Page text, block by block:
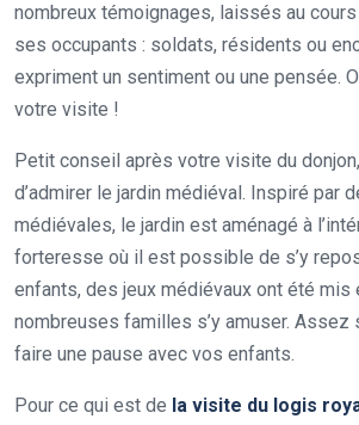
nombreux témoignages, laissés au
ses occupants : soldats, résidents ou
expriment un sentiment ou une pensée.
votre visite !
Petit conseil après votre visite du
d’admirer le jardin médiéval. Inspiré par
médiévales, le jardin est aménagé à
forteresse où il est possible de s’y
enfants, des jeux médiévaux ont été mis
nombreuses familles s’y amuser. Assez
faire une pause avec vos enfants.
Pour ce qui est de la visite du logis